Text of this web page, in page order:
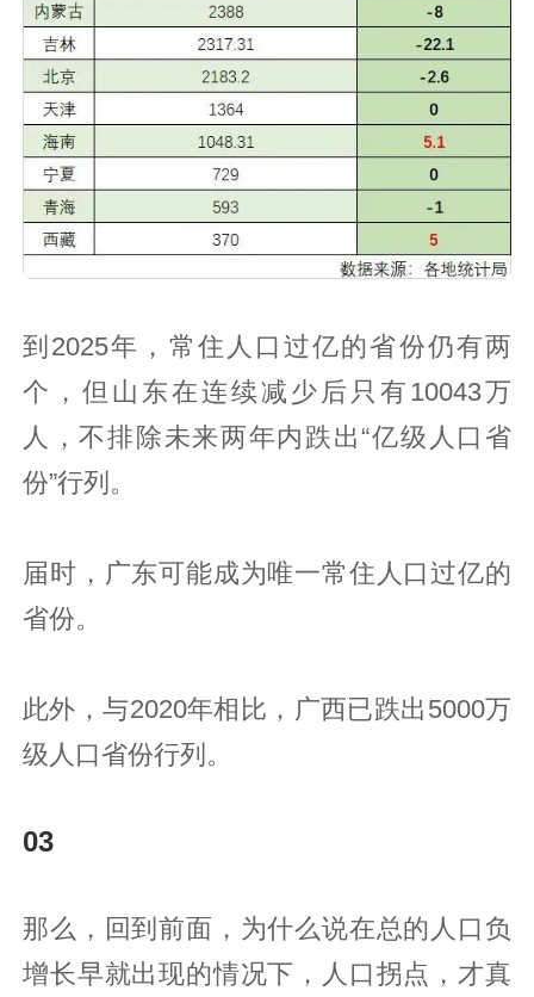
到2025年，常住人口过亿的省份仍有两
个，但山东在连续减少后只有10043万
人，不排除未来两年内跌出“亿级人口省
份”行列。
届时，广东可能成为唯一常住人口过亿的
省份。
此外，与2020年相比，广西已跌出5000万
级人口省份行列。
03
那么，回到前面，为什么说在总的人口负
增长早就出现的情况下，人口拐点，才真